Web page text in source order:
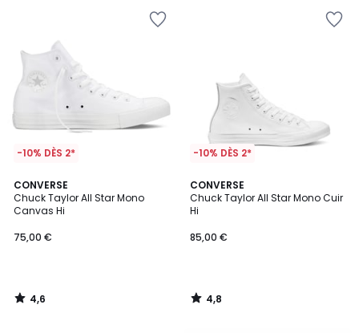
-10% DÈS 2*
CONVERSE
Chuck Taylor All Star Mono
Canvas Hi
75,00 €
4,6
/ 5
4,6
/
-10% DÈS 2*
CONVERSE
Chuck Taylor All Star Mono Cuir
Hi
85,00 €
4,8
/ 5
4,8
/